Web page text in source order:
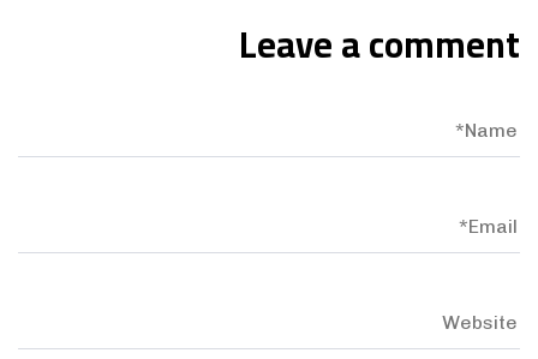
Leave a comment